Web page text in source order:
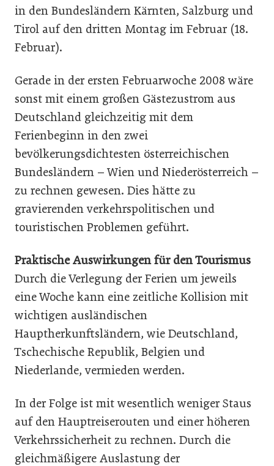
in den Bundesländern Kärnten, Salzburg und
Tirol auf den dritten Montag im Februar (18.
Februar).
Gerade in der ersten Februarwoche 2008 wäre
sonst mit einem großen Gästezustrom aus
Deutschland gleichzeitig mit dem
Ferienbeginn in den zwei
bevölkerungsdichtesten österreichischen
Bundesländern – Wien und Niederösterreich –
zu rechnen gewesen. Dies hätte zu
gravierenden verkehrspolitischen und
touristischen Problemen geführt.
Praktische Auswirkungen für den Tourismus
Durch die Verlegung der Ferien um jeweils
eine Woche kann eine zeitliche Kollision mit
wichtigen ausländischen
Hauptherkunftsländern, wie Deutschland,
Tschechische Republik, Belgien und
Niederlande, vermieden werden.
In der Folge ist mit wesentlich weniger Staus
auf den Hauptreiserouten und einer höheren
Verkehrssicherheit zu rechnen. Durch die
gleichmäßigere Auslastung der